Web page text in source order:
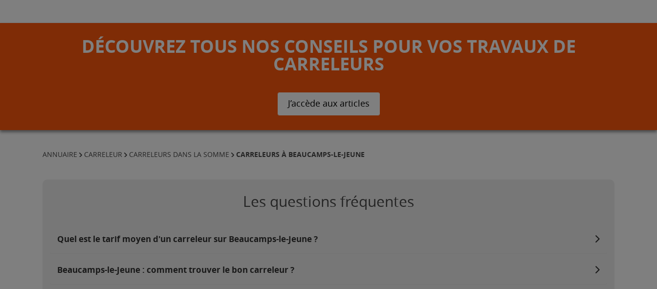
DÉCOUVREZ TOUS NOS CONSEILS POUR VOS TRAVAUX DE
CARRELEURS
J’accède aux articles
ANNUAIRE CARRELEUR CARRELEURS DANS LA SOMME CARRELEURS À BEAUCAMPS-LE-JEUNE
Les questions fréquentes
Quel est le tarif moyen d'un carreleur sur Beaucamps-le-Jeune ?
Beaucamps-le-Jeune : comment trouver le bon carreleur ?